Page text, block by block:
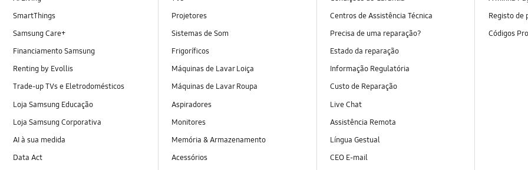
SmartThings
Samsung Care+
Financiamento Samsung
Renting by Evollis
Trade-up TVs e Eletrodomésticos
Loja Samsung Educação
Loja Samsung Corporativa
AI à sua medida
Data Act
Projetores
Sistemas de Som
Frigoríficos
Máquinas de Lavar Loiça
Máquinas de Lavar Roupa
Aspiradores
Monitores
Memória & Armazenamento
Acessórios
Centros de Assistência Técnica
Precisa de uma reparação?
Estado da reparação
Informação Regulatória
Custo de Reparação
Live Chat
Assistência Remota
Língua Gestual
CEO E-mail
Registo de
Códigos